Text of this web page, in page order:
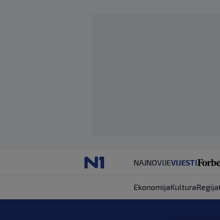
NAJNOVIJEVIJESTI
EkonomijaKulturaRegija